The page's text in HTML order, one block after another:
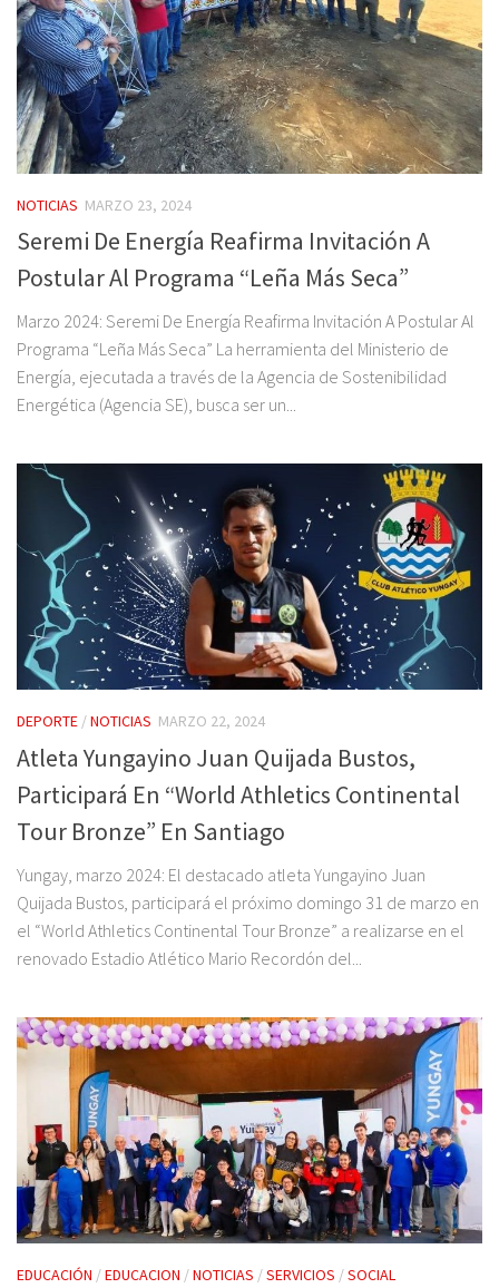
NOTICIAS MARZO 23, 2024
Seremi De Energía Reafirma Invitación A
Postular Al Programa “Leña Más Seca”
Marzo 2024: Seremi De Energía Reafirma Invitación A Postular Al
Programa “Leña Más Seca” La herramienta del Ministerio de
Energía, ejecutada a través de la Agencia de Sostenibilidad
Energética (Agencia SE), busca ser un...
DEPORTE /NOTICIAS MARZO 22, 2024
Atleta Yungayino Juan Quijada Bustos,
Participará En “World Athletics Continental
Tour Bronze” En Santiago
Yungay, marzo 2024: El destacado atleta Yungayino Juan
Quijada Bustos, participará el próximo domingo 31 de marzo en
el “World Athletics Continental Tour Bronze” a realizarse en el
renovado Estadio Atlético Mario Recordón del...
EDUCACIÓN /EDUCACION /NOTICIAS /SERVICIOS /SOCIAL